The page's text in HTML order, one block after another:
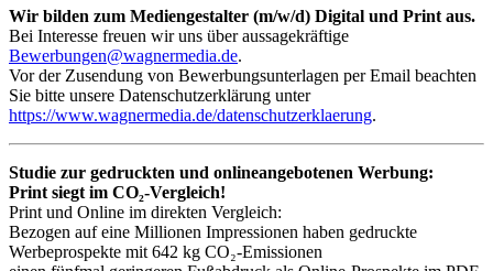
Wir bilden zum Mediengestalter (m/w/d) Digital und Print aus.
Bei Interesse freuen wir uns über aussagekräftige
Bewerbungen@wagnermedia.de.
Vor der Zusendung von Bewerbungsunterlagen per Email beachten
Sie bitte unsere Datenschutzerklärung unter
https://www.wagnermedia.de/datenschutzerklaerung.
Studie zur gedruckten und onlineangebotenen Werbung:
Print siegt im CO₂-Vergleich!
Print und Online im direkten Vergleich:
Bezogen auf eine Millionen Impressionen haben gedruckte
Werbeprospekte mit 642 kg CO₂-Emissionen